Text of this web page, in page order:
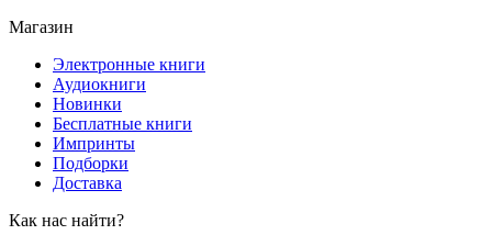
Магазин
Электронные книги
Аудиокниги
Новинки
Бесплатные книги
Импринты
Подборки
Доставка
Как нас найти?